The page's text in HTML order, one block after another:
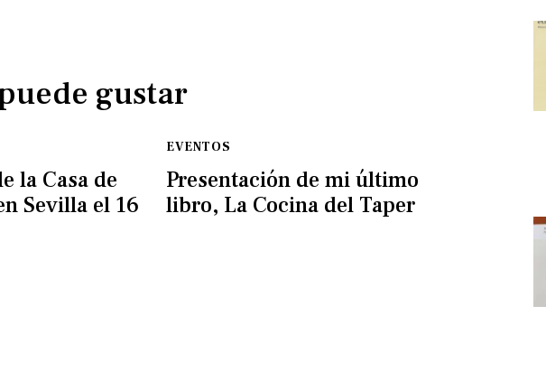
gustar
la Casa de
Sevilla el 16
EVENTOS
Presentación de mi último
libro, La Cocina del Taper